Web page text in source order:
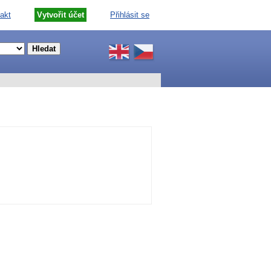
Vytvořit účet Přihlásit se